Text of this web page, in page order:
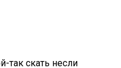
так скать несли